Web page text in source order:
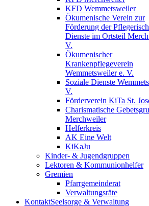
KFD Wemmetsweiler
Ökumenische Verein zur
Förderung der
Dienste im Ortsteil
V.
Ökumenischer
Krankenpflegeverein
Wemmetsweiler e. V.
Soziale Dienste
V.
Förderverein KiTa St.
Charismatische
Merchweiler
Helferkreis
AK Eine Welt
KiKaJu
Kinder- & Jugendgruppen
Lektoren & Kommunionhelfer
Gremien
Pfarrgemeinderat
Verwaltungsräte
KontaktSeelsorge & Verwaltung